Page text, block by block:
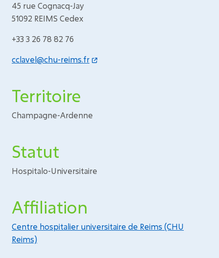
45 rue Cognacq-Jay
51092 REIMS Cedex
+33 3 26 78 82 76
cclavel@chu-reims.fr
Territoire
Champagne-Ardenne
Statut
Hospitalo-Universitaire
Affiliation
Centre hospitalier universitaire de Reims (CHU
Reims)